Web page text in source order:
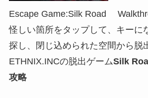
Escape Game:Silk Road
怪しい箇所をタップして、キーに
探し、閉じ込められた空間から脱
ETHNIX.INCの脱出ゲームSilk
攻略